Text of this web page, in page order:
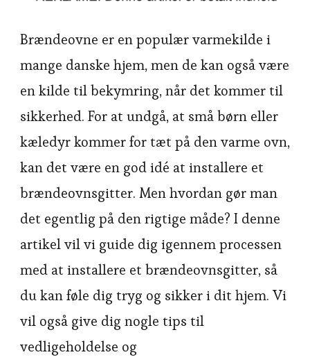
Brændeovne er en populær varmekilde i
mange danske hjem, men de kan også være
en kilde til bekymring, når det kommer til
sikkerhed. For at undgå, at små børn eller
kæledyr kommer for tæt på den varme ovn,
kan det være en god idé at installere et
brændeovnsgitter. Men hvordan gør man
det egentlig på den rigtige måde? I denne
artikel vil vi guide dig igennem processen
med at installere et brændeovnsgitter, så
du kan føle dig tryg og sikker i dit hjem. Vi
vil også give dig nogle tips til
vedligeholdelse og